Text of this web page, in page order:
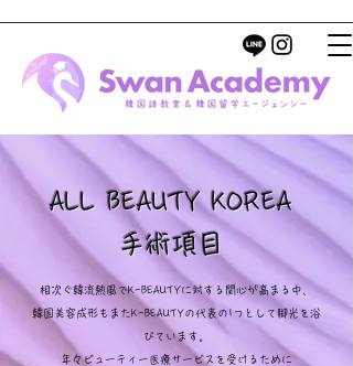
ALL BEAUTY KOREA
手術項目
相次ぐ韓流熱風でK-BEAUTYに対する関心が高まる中、
韓国美容成形もまたK-BEAUTYの代表の1つとして脚光を浴
びています。
年々ビューティー医療サービスを受けるために